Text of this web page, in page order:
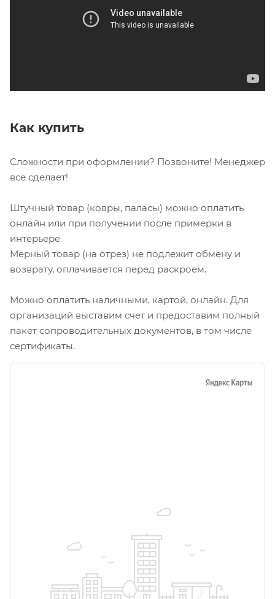
Как купить
Сложности при оформлении? Позвоните! Менеджер
все сделает!
Штучный товар (ковры, паласы) можно оплатить
онлайн или при получении после примерки в
интерьере
Мерный товар (на отрез) не подлежит обмену и
возврату, оплачивается перед раскроем.
Можно оплатить наличными, картой, онлайн. Для
организаций выставим счет и предоставим полный
пакет сопроводительных документов, в том числе
сертификаты.